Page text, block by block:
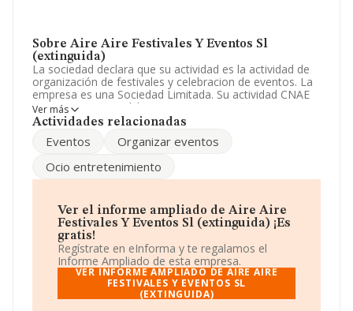
Sobre Aire Aire Festivales Y Eventos Sl
(extinguida)
La sociedad declara que su actividad es la actividad de
organización de festivales y celebracion de eventos. La
empresa es una Sociedad Limitada. Su actividad CNAE
es '%cnae%' con código 9020. La empresa no tiene
actividad en mercados exteriores.
El número de empleados ha bajado un 50% y
número de empleados de la compañía ha estado por
debajo de la media de sector.
Para ponerse en contacto con sus oficinas, la empresa
facilita el número de teléfono 942225391.
La empresaAire Aire Festivales y Eventos S.L
(extinguida) , con NIF B39663687, tiene domicilio fiscal
en Calle Castilla En núm. 75, (39009), Santander,
Ver más
Actividades relacionadas
Eventos
Organizar eventos
Ocio entretenimiento
Ver el informe ampliado de Aire Aire
Festivales Y Eventos Sl (extinguida) ¡Es
gratis!
Regístrate en eInforma y te regalamos el
Informe Ampliado de esta empresa.
VER INFORME AMPLIADO DE AIRE AIRE
FESTIVALES Y EVENTOS SL
(EXTINGUIDA)